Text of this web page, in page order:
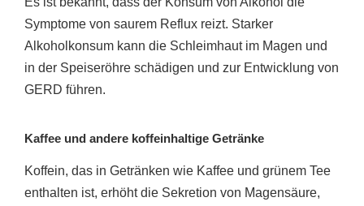
Symptome von saurem Reflux reizt. Starker
Alkoholkonsum kann die Schleimhaut im Magen und
in der Speiseröhre schädigen und zur Entwicklung von
GERD führen.
Kaffee und andere koffeinhaltige Getränke
Koffein, das in Getränken wie Kaffee und grünem Tee
enthalten ist, erhöht die Sekretion von Magensäure,